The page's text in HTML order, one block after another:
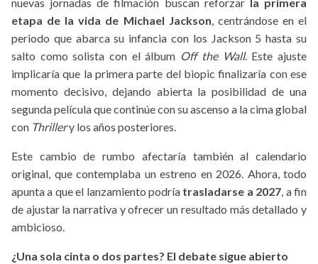
nuevas jornadas de filmación buscan reforzar la primera
etapa de la vida de Michael Jackson, centrándose en el
periodo que abarca su infancia con los Jackson 5 hasta su
salto como solista con el álbum Off the Wall. Este ajuste
implicaría que la primera parte del biopic finalizaría con ese
momento decisivo, dejando abierta la posibilidad de una
segunda película que continúe con su ascenso a la cima global
con Thrillery los años posteriores.
Este cambio de rumbo afectaría también al calendario
original, que contemplaba un estreno en 2026. Ahora, todo
apunta a que el lanzamiento podría trasladarse a 2027, a fin
de ajustar la narrativa y ofrecer un resultado más detallado y
ambicioso.
¿Una sola cinta o dos partes? El debate sigue abierto